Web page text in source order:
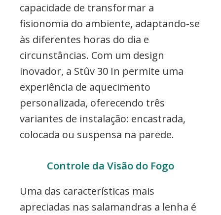
capacidade de transformar a
fisionomia do ambiente, adaptando-se
às diferentes horas do dia e
circunstâncias. Com um design
inovador, a Stûv 30 In permite uma
experiência de aquecimento
personalizada, oferecendo três
variantes de instalação: encastrada,
colocada ou suspensa na parede.
Controle da Visão do Fogo
Uma das características mais
apreciadas nas salamandras a lenha é